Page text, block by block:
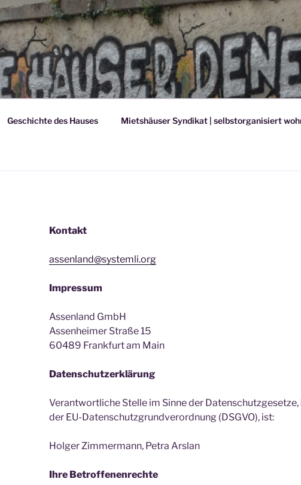
Geschichte des Hauses Mietshäuser Syndikat | selbstorganisiert
Kontakt
assenland@systemli.org
Impressum
Assenland GmbH
Assenheimer Straße 15
60489 Frankfurt am Main
Datenschutzerklärung
Verantwortliche Stelle im Sinne der
der EU-Datenschutzgrundverordnung (DSGVO), ist:
Holger Zimmermann, Petra Arslan
Ihre Betroffenenrechte